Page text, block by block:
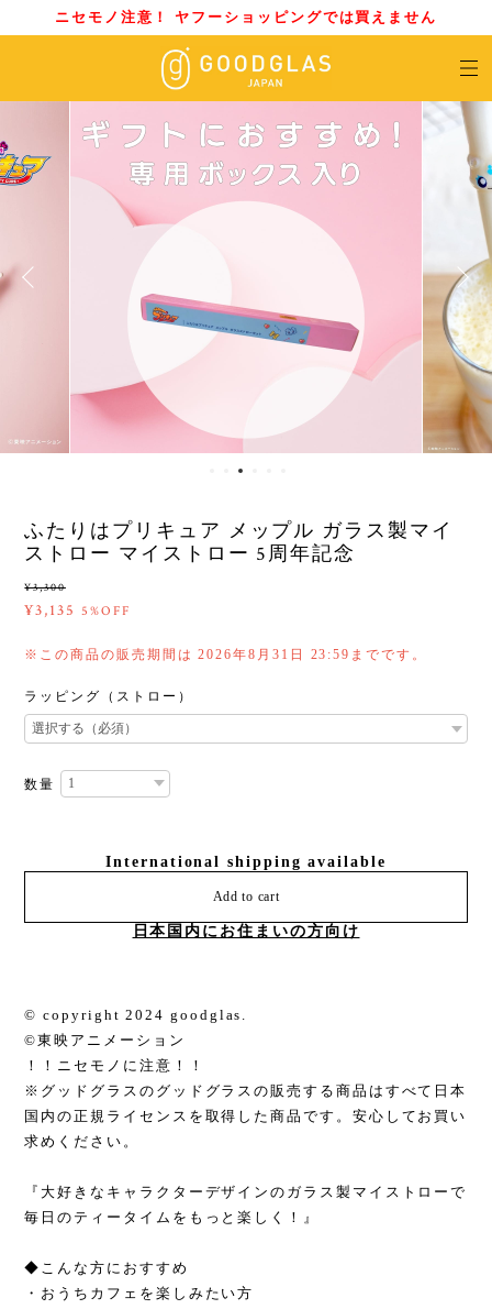
ニセモノ注意！ ヤフーショッピングでは買えません
ふたりはプリキュア メップル ガラス製マイ
ストロー マイストロー 5周年記念
¥3,300
¥3,135 5%OFF
※この商品の販売期間は 2026年8月31日 23:59までです。
ラッピング（ストロー）
数量
International shipping available
Add to cart
日本国内にお住まいの方向け
© copyright 2024 goodglas.
©東映アニメーション
！！ニセモノに注意！！
※グッドグラスのグッドグラスの販売する商品はすべて日本
国内の正規ライセンスを取得した商品です。安心してお買い
求めください。
『大好きなキャラクターデザインのガラス製マイストローで
毎日のティータイムをもっと楽しく！』
◆こんな方におすすめ
・おうちカフェを楽しみたい方